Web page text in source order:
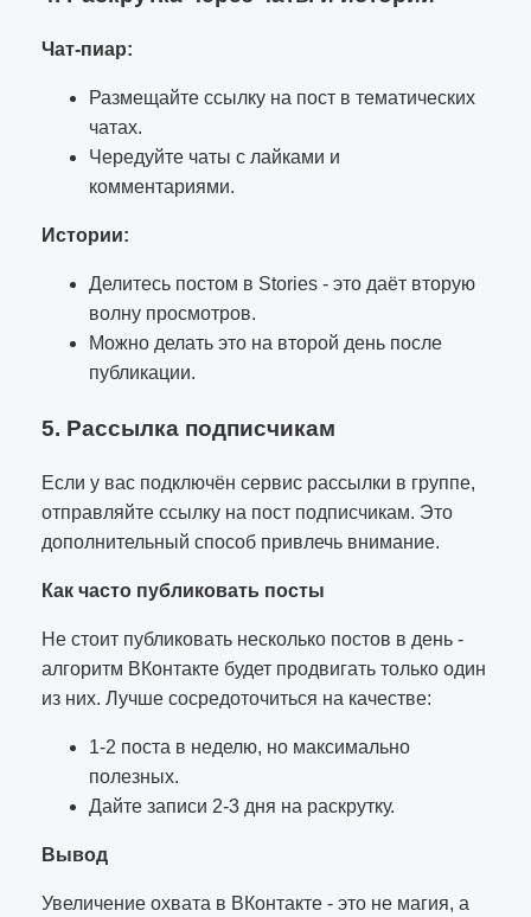
Чат-пиар:
Размещайте ссылку на пост в тематических
чатах.
Чередуйте чаты с лайками и
комментариями.
Истории:
Делитесь постом в Stories - это даёт вторую
волну просмотров.
Можно делать это на второй день после
публикации.
5. Рассылка подписчикам
Если у вас подключён сервис рассылки в группе,
отправляйте ссылку на пост подписчикам. Это
дополнительный способ привлечь внимание.
Как часто публиковать посты
Не стоит публиковать несколько постов в день -
алгоритм ВКонтакте будет продвигать только один
из них. Лучше сосредоточиться на качестве:
1-2 поста в неделю, но максимально
полезных.
Дайте записи 2-3 дня на раскрутку.
Вывод
Увеличение охвата в ВКонтакте - это не магия, а